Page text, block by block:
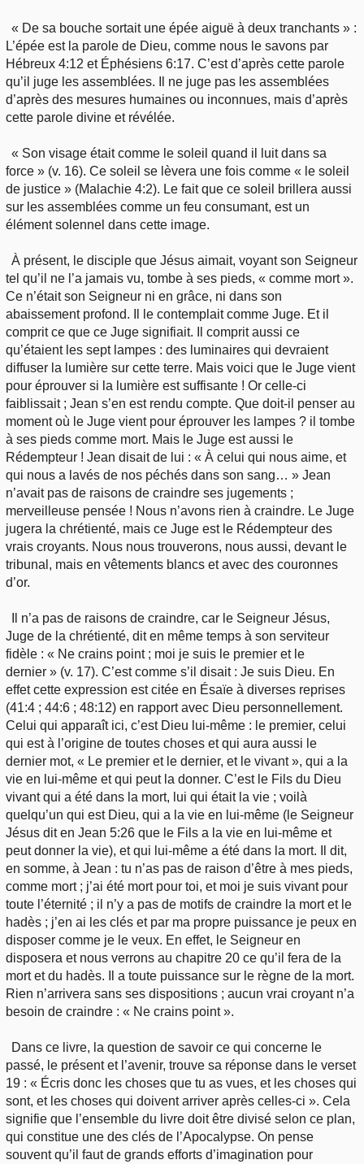
« De sa bouche sortait une épée aiguë à deux tranchants » :
L’épée est la parole de Dieu, comme nous le savons par
Hébreux 4:12 et Éphésiens 6:17. C’est d’après cette parole
qu’il juge les assemblées. Il ne juge pas les assemblées
d’après des mesures humaines ou inconnues, mais d’après
cette parole divine et révélée.
« Son visage était comme le soleil quand il luit dans sa
force » (v. 16). Ce soleil se lèvera une fois comme « le soleil
de justice » (Malachie 4:2). Le fait que ce soleil brillera aussi
sur les assemblées comme un feu consumant, est un
élément solennel dans cette image.
À présent, le disciple que Jésus aimait, voyant son Seigneur
tel qu’il ne l’a jamais vu, tombe à ses pieds, « comme mort ».
Ce n’était son Seigneur ni en grâce, ni dans son
abaissement profond. Il le contemplait comme Juge. Et il
comprit ce que ce Juge signifiait. Il comprit aussi ce
qu’étaient les sept lampes : des luminaires qui devraient
diffuser la lumière sur cette terre. Mais voici que le Juge vient
pour éprouver si la lumière est suffisante ! Or celle-ci
faiblissait ; Jean s’en est rendu compte. Que doit-il penser au
moment où le Juge vient pour éprouver les lampes ? il tombe
à ses pieds comme mort. Mais le Juge est aussi le
Rédempteur ! Jean disait de lui : « À celui qui nous aime, et
qui nous a lavés de nos péchés dans son sang… » Jean
n’avait pas de raisons de craindre ses jugements ;
merveilleuse pensée ! Nous n’avons rien à craindre. Le Juge
jugera la chrétienté, mais ce Juge est le Rédempteur des
vrais croyants. Nous nous trouverons, nous aussi, devant le
tribunal, mais en vêtements blancs et avec des couronnes
d’or.
Il n’a pas de raisons de craindre, car le Seigneur Jésus,
Juge de la chrétienté, dit en même temps à son serviteur
fidèle : « Ne crains point ; moi je suis le premier et le
dernier » (v. 17). C’est comme s’il disait : Je suis Dieu. En
effet cette expression est citée en Ésaïe à diverses reprises
(41:4 ; 44:6 ; 48:12) en rapport avec Dieu personnellement.
Celui qui apparaît ici, c’est Dieu lui-même : le premier, celui
qui est à l’origine de toutes choses et qui aura aussi le
dernier mot, « Le premier et le dernier, et le vivant », qui a la
vie en lui-même et qui peut la donner. C’est le Fils du Dieu
vivant qui a été dans la mort, lui qui était la vie ; voilà
quelqu’un qui est Dieu, qui a la vie en lui-même (le Seigneur
Jésus dit en Jean 5:26 que le Fils a la vie en lui-même et
peut donner la vie), et qui lui-même a été dans la mort. Il dit,
en somme, à Jean : tu n’as pas de raison d’être à mes pieds,
comme mort ; j’ai été mort pour toi, et moi je suis vivant pour
toute l’éternité ; il n’y a pas de motifs de craindre la mort et le
hadès ; j’en ai les clés et par ma propre puissance je peux en
disposer comme je le veux. En effet, le Seigneur en
disposera et nous verrons au chapitre 20 ce qu’il fera de la
mort et du hadès. Il a toute puissance sur le règne de la mort.
Rien n’arrivera sans ses dispositions ; aucun vrai croyant n’a
besoin de craindre : « Ne crains point ».
Dans ce livre, la question de savoir ce qui concerne le
passé, le présent et l’avenir, trouve sa réponse dans le verset
19 : « Écris donc les choses que tu as vues, et les choses qui
sont, et les choses qui doivent arriver après celles-ci ». Cela
signifie que l’ensemble du livre doit être divisé selon ce plan,
qui constitue une des clés de l’Apocalypse. On pense
souvent qu’il faut de grands efforts d’imagination pour